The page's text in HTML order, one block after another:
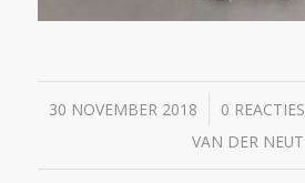
30 NOVEMBER 2018
/ 0 REACTIES
/
VAN DER NEUT